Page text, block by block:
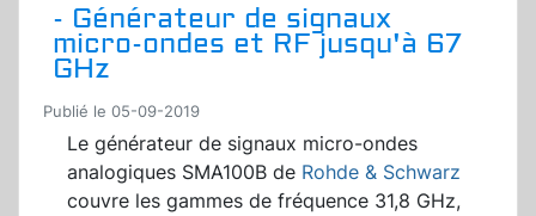
- Générateur de signaux
micro-ondes et RF jusqu'à 67
GHz
Publié le 05-09-2019
Le générateur de signaux micro-ondes
analogiques SMA100B de Rohde & Schwarz
couvre les gammes de fréquence 31,8 GHz,